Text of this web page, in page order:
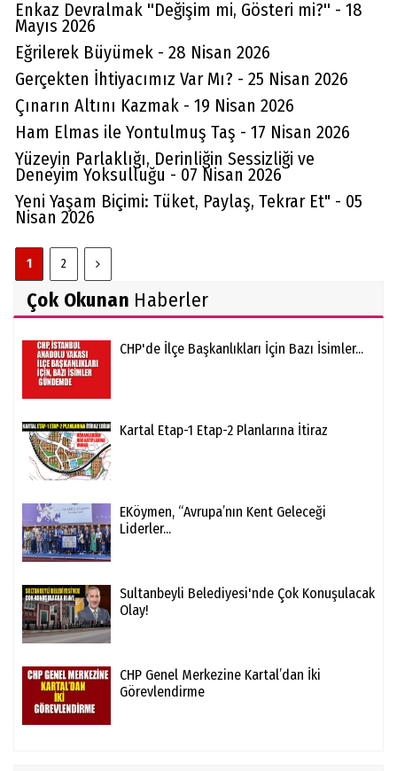
Enkaz Devralmak ''Değişim mi, Gösteri mi?'' - 18
Mayıs 2026
Eğrilerek Büyümek - 28 Nisan 2026
Gerçekten İhtiyacımız Var Mı? - 25 Nisan 2026
Çınarın Altını Kazmak - 19 Nisan 2026
Ham Elmas ile Yontulmuş Taş - 17 Nisan 2026
Yüzeyin Parlaklığı, Derinliğin Sessizliği ve
Deneyim Yoksulluğu - 07 Nisan 2026
Yeni Yaşam Biçimi: Tüket, Paylaş, Tekrar Et" - 05
Nisan 2026
1 2
Çok Okunan Haberler
CHP'de İlçe Başkanlıkları İçin Bazı İsimler...
Kartal Etap-1 Etap-2 Planlarına İtiraz
EKöymen, “Avrupa’nın Kent Geleceği
Liderler...
Sultanbeyli Belediyesi'nde Çok Konuşulacak
Olay!
CHP Genel Merkezine Kartal’dan İki
Görevlendirme